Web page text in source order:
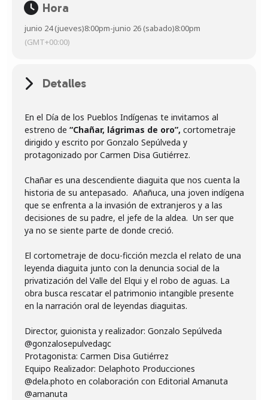
Hora
junio 24 (jueves)8:00pm-junio 26 (sabado)8:00pm
(GMT+00:00)
Detalles
En el Día de los Pueblos Indígenas te invitamos al
estreno de “Chañar, lágrimas de oro”, cortometraje
dirigido y escrito por Gonzalo Sepúlveda y
protagonizado por Carmen Disa Gutiérrez.
Chañar es una descendiente diaguita que nos cuenta la
historia de su antepasado. Añañuca, una joven indígena
que se enfrenta a la invasión de extranjeros y a las
decisiones de su padre, el jefe de la aldea. Un ser que
ya no se siente parte de donde creció.
El cortometraje de docu-ficción mezcla el relato de una
leyenda diaguita junto con la denuncia social de la
privatización del Valle del Elqui y el robo de aguas. La
obra busca rescatar el patrimonio intangible presente
en la narración oral de leyendas diaguitas.
Director, guionista y realizador: Gonzalo Sepúlveda
@gonzalosepulvedagc
Protagonista: Carmen Disa Gutiérrez
Equipo Realizador: Delaphoto Producciones
@dela.photo en colaboración con Editorial Amanuta
@amanuta